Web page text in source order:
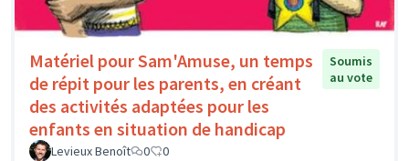
Matériel pour Sam'Amuse, un temps
de répit pour les parents, en créant
des activités adaptées pour les
enfants en situation de handicap
Soumis
au vote
Levieux Benoît 0 0